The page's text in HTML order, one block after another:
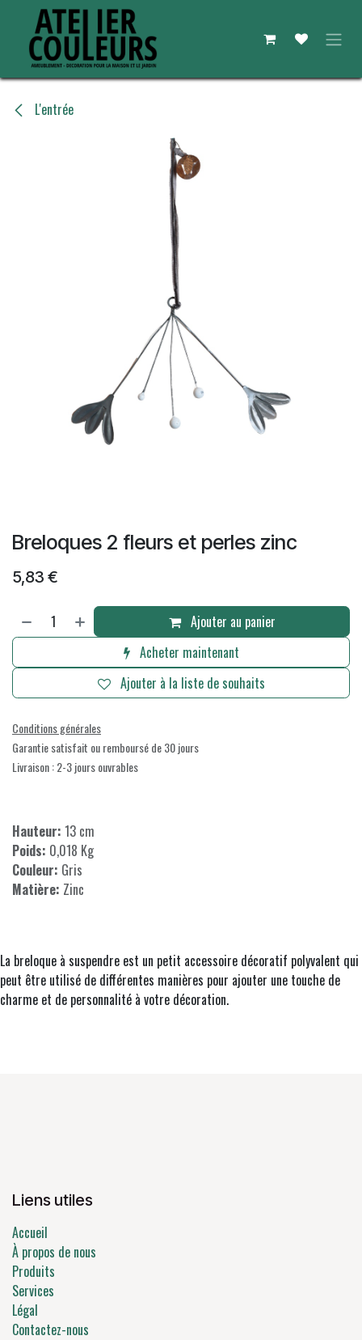
Se rendre au contenu
L'entrée
Breloques 2 fleurs et perles zinc
5,83 €
Ajouter au panier
Acheter maintenant
Ajouter à la liste de souhaits
Conditions générales
Garantie satisfait ou remboursé de 30 jours
Livraison : 2-3 jours ouvrables
Hauteur: 13 cm
Poids: 0,018 Kg
Couleur: Gris
Matière: Zinc
La breloque à suspendre est un petit accessoire décoratif polyvalent qui
peut être utilisé de différentes manières pour ajouter une touche de
charme et de personnalité à votre décoration.
Liens utiles
Accueil
À propos de nous
Produits
Services
Légal
Contactez-nous